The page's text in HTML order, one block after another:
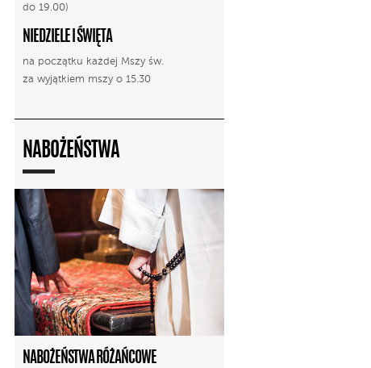
do 19.00)
NIEDZIELE I ŚWIĘTA
na początku każdej Mszy św.
za wyjątkiem mszy o 15.30
NABOŻEŃSTWA
NABOŻEŃSTWA RÓŻAŃCOWE